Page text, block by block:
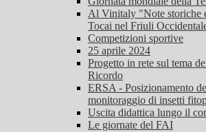
Al Vinitaly "Note storiche
Tocai nel Friuli
Competizioni sportive
25 aprile 2024
Progetto in rete sul tema
Ricordo
ERSA - Posizionamento
monitoraggio di insetti
Uscita didattica lungo il
Le giornate del FAI